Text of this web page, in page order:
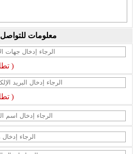
معلومات للتواصل
(* تطلب )
(* تطلب )